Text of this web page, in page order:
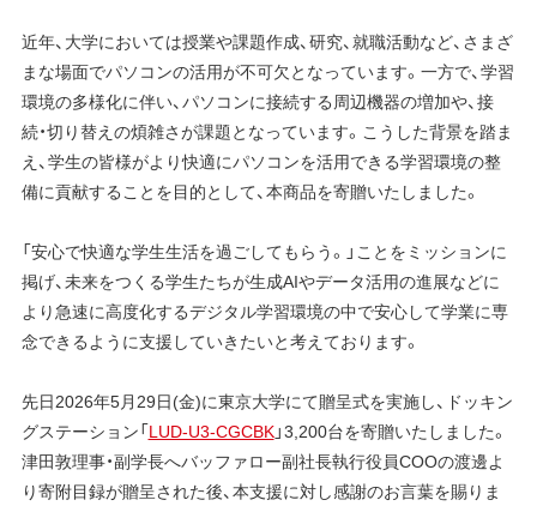
近年、大学においては授業や課題作成、研究、就職活動など、さまざ
まな場面でパソコンの活用が不可欠となっています。一方で、学習
環境の多様化に伴い、パソコンに接続する周辺機器の増加や、接
続・切り替えの煩雑さが課題となっています。こうした背景を踏ま
え、学生の皆様がより快適にパソコンを活用できる学習環境の整
備に貢献することを目的として、本商品を寄贈いたしました。
「安心で快適な学生生活を過ごしてもらう。」ことをミッションに
掲げ、未来をつくる学生たちが生成AIやデータ活用の進展などに
より急速に高度化するデジタル学習環境の中で安心して学業に専
念できるように支援していきたいと考えております。
先日2026年5月29日(金)に東京大学にて贈呈式を実施し、ドッキン
グステーション「LUD-U3-CGCBK」3,200台を寄贈いたしました。
津田敦理事・副学長へバッファロー副社長執行役員COOの渡邊よ
り寄附目録が贈呈された後、本支援に対し感謝のお言葉を賜りま